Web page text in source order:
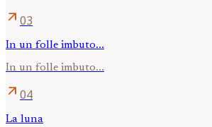
arrow_outward 03
In un folle imbuto...
In un folle imbuto...
arrow_outward 04
La luna